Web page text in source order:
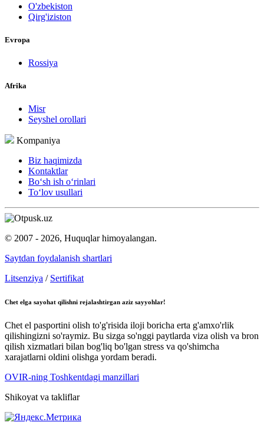
O'zbekiston
Qirg'iziston
Evropa
Rossiya
Afrika
Misr
Seyshel orollari
Kompaniya
Biz haqimizda
Kontaktlar
Bo‘sh ish o‘rinlari
To‘lov usullari
© 2007 - 2026, Huquqlar himoyalangan.
Saytdan foydalanish shartlari
Litsenziya / Sertifikat
Chet elga sayohat qilishni rejalashtirgan aziz sayyohlar!
Chet el pasportini olish to'g'risida iloji boricha erta g'amxo'rlik
qilishingizni so'raymiz. Bu sizga so'nggi paytlarda viza olish va bron
qilish xizmatlari bilan bog'liq bo'lgan stress va qo'shimcha
xarajatlarni oldini olishga yordam beradi.
OVIR-ning Toshkentdagi manzillari
Shikoyat va takliflar